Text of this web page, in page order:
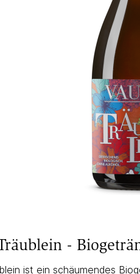
-
ist ein schäumendes